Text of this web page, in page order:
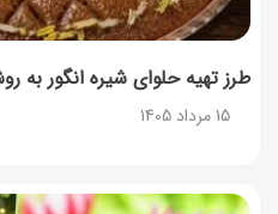
طرز تهیه حلوای شیره انگور به
15 مرداد 1405
طرز تهیه پنکیک
14 مرداد 1405